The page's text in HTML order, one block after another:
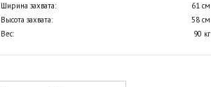
Ширина захвата:
61 см
Высота захвата:
58 см
Вес:
90 кг